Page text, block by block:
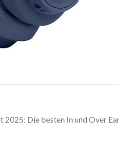
2025: Die besten In und Over